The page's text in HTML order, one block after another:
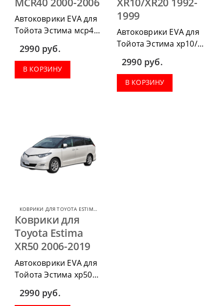
Автоковрики EVA для
Тойота Эстима мср40
2000-2006 можно
приобрести в
комплектации:
водительский коврик,
2990 руб.
В КОРЗИНУ
1999
Автоковрики EVA для
Тойота Эстима хр10/
хр20 1992-1999 можно
приобрести в
комплектации:
водительский коврик,
2990 руб.
В КОРЗИНУ
КОВРИКИ ДЛЯ TOYOTA ESTIMA,
Коврики для
Toyota Estima
XR50 2006-2019
Автоковрики EVA для
Тойота Эстима хр50
приобрести в
2990 руб.